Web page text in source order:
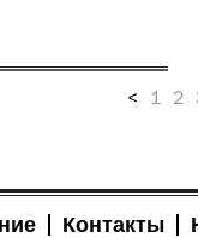
< 1 2
Контакты